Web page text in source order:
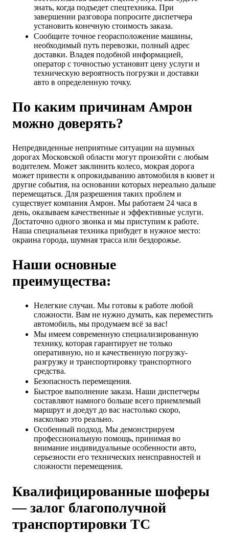
знать, когда подъедет спецтехника. При
завершении разговора попросите диспетчера
установить конечную стоимость заказа.
Сообщите точное георасположение машины,
необходимый путь перевозки, полный адрес
доставки. Владея подобной информацией,
оператор с точностью установит цену услуги и
техническую вероятность погрузки и доставки
авто в определенную точку.
По каким причинам Амрон
можно доверять?
Непредвиденные неприятные ситуации на шумных
дорогах Московской области могут произойти с любым
водителем. Может заклинить колесо, мокрая дорога
может привести к опрокидыванию автомобиля в кювет и
другие события, на основании которых нереально дальше
перемещаться. Для разрешения таких проблем и
существует компания Амрон. Мы работаем 24 часа в
день, оказываем качественные и эффективные услуги.
Достаточно одного звонка и мы приступим к работе.
Наша специальная техника прибудет в нужное место:
окраина города, шумная трасса или бездорожье.
Наши основные
преимущества:
Нелегкие случаи. Мы готовы к работе любой
сложности. Вам не нужно думать, как переместить
автомобиль, мы продумаем всё за вас!
Мы имеем современную специализированную
технику, которая гарантирует не только
оперативную, но и качественную погрузку-
разгрузку и транспортировку транспортного
средства.
Безопасность перемещения.
Быстрое выполнение заказа. Наши диспетчеры
составляют намного больше всего приемлемый
маршрут и доедут до вас настолько скоро,
насколько это реально.
Особенный подход. Мы демонстрируем
профессиональную помощь, принимая во
внимание индивидуальные особенности авто,
серьезности его технических неисправностей и
сложности перемещения.
Квалифицированные шоферы
— залог благополучной
транспортировки ТС